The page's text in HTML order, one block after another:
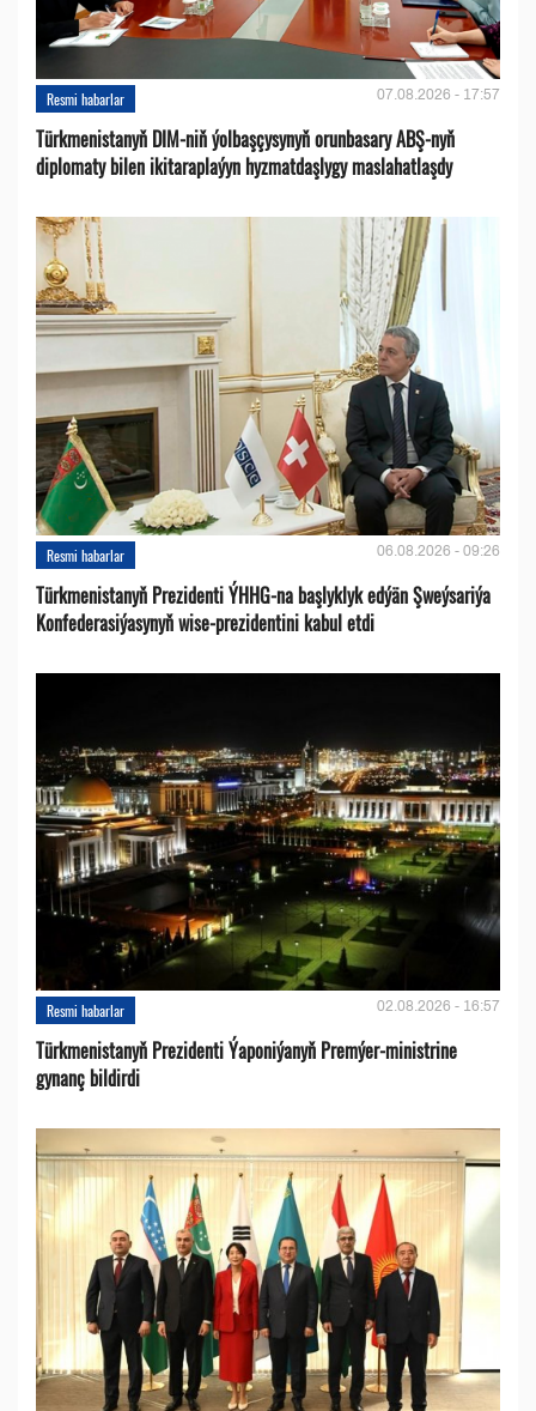
Resmi habarlar 07.08.2026 - 17:57
Türkmenistanyň DIM-niň ýolbaşçysynyň orunbasary ABŞ-nyň
diplomaty bilen ikitaraplaýyn hyzmatdaşlygy maslahatlaşdy
Resmi habarlar 06.08.2026 - 09:26
Türkmenistanyň Prezidenti ÝHHG-na başlyklyk edýän Şweýsariýa
Konfederasiýasynyň wise-prezidentini kabul etdi
Resmi habarlar 02.08.2026 - 16:57
Türkmenistanyň Prezidenti Ýaponiýanyň Premýer-ministrine
gynanç bildirdi